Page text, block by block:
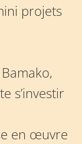
projets
s’investir
en œuvre